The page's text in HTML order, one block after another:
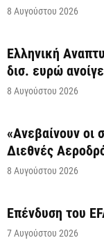
8 Αυγούστου 2026
Ελληνική
δισ. ευρώ
8 Αυγούστου 2026
«Ανεβαίνουν οι
Διεθνές
8 Αυγούστου 2026
Επένδυση του
7 Αυγούστου 2026